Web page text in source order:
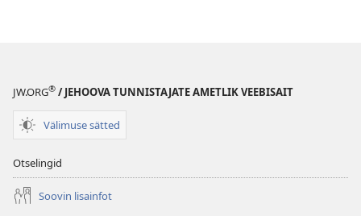
JW.ORG® / JEHOOVA TUNNISTAJATE AMETLIK VEEBISAIT
Välimuse sätted
Otselingid
Soovin lisainfot